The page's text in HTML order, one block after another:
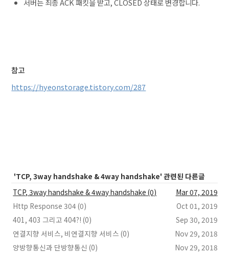
서버는 최종 ACK 패킷을 받고, CLOSED 상태로 변경합니다.
참고
https://hyeonstorage.tistory.com/287
'TCP, 3way handshake & 4way handshake' 관련된 다른글
TCP, 3way handshake & 4way handshake (0)
Mar 07, 2019
Http Response 304 (0)
Oct 01, 2019
401, 403 그리고 404?! (0)
Sep 30, 2019
연결지향 서비스, 비연결지향 서비스 (0)
Nov 29, 2018
양방향통신과 단방향통신 (0)
Nov 29, 2018